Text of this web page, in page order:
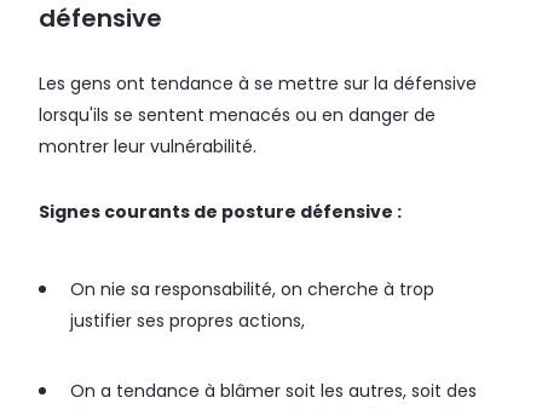
défensive
Les gens ont tendance à se mettre sur la défensive
lorsqu'ils se sentent menacés ou en danger de
montrer leur vulnérabilité.
Signes courants de posture défensive :
On nie sa responsabilité, on cherche à trop
justifier ses propres actions,
On a tendance à blâmer soit les autres, soit des